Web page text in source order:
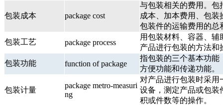
包装成本 package cost
与包装相关的费用。包
成本、加本费用、包装
包装件的运输费用的总
包装工艺
package process
用包装材料、容器、辅
产品进行包装的方法和
包装功能
function of package
指包装的三个基本功能
方便功能和传递功能。
包装计量
package metro-measuri
ng
对产品进行包装时采用
设备，测定产品或包装
积或件数等的操作。